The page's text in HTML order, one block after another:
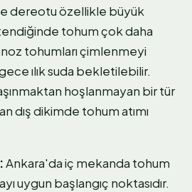
dereotu özellikle büyük
tohum çok daha
tohumları çimlenmeyi
ılık suda bekletilebilir.
hoşlanmayan bir tür
dış dikimde tohum atımı
Ankara'da iç mekanda tohum
uygun başlangıç noktasıdır.